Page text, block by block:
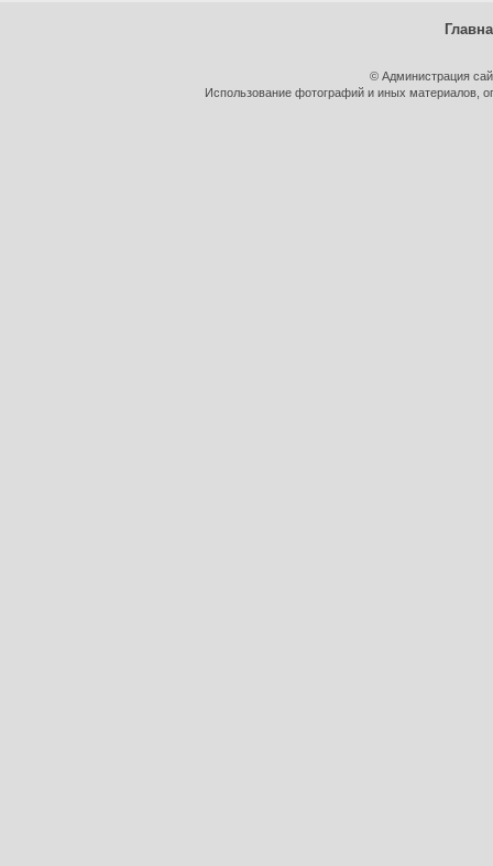
© Администрация
Использование фотографий и иных материалов,